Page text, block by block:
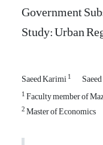
Government
Study: Urban
Saeed Karimi1
1Faculty member of
2Master of Economics